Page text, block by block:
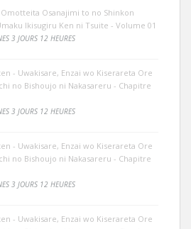
Osanajimi to no Shinkon
Ikisugiru Ken ni Tsuite - Volume 01
3 JOURS 12 HEURES
- Uwakisare, Enzai wo Kiserareta Ore
no Bishoujo ni Nakasareru - Chapitre
3 JOURS 12 HEURES
- Uwakisare, Enzai wo Kiserareta Ore
no Bishoujo ni Nakasareru - Chapitre
3 JOURS 12 HEURES
- Uwakisare, Enzai wo Kiserareta Ore